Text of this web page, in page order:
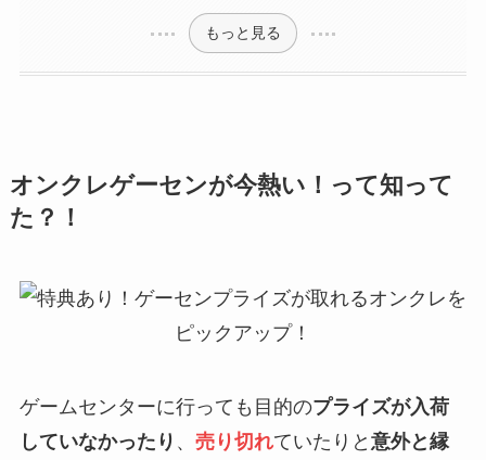
もっと見る
オンクレゲーセンが今熱い！って知って
た？！
ゲームセンターに行っても目的のプライズが入荷
していなかったり 、 売り切れていたりと 意外と縁